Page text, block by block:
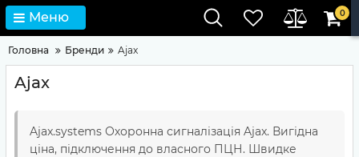
Меню 0
Головна Бренди Ajax
Ajax
Ajax.systems Охоронна сигналізація Ajax. Вигідна
ціна, підключення до власного ПЦН. Швидке